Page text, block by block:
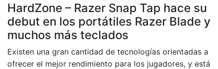
HardZone – Razer Snap Tap hace su
debut en los portátiles Razer Blade y
muchos más teclados
Existen una gran cantidad de tecnologías orientadas a
ofrecer el mejor rendimiento para los jugadores, y está